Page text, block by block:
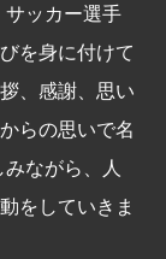
ッカー選手
を身に付けて
、感謝、思い
らの思いで名
ながら、人
をしていきま